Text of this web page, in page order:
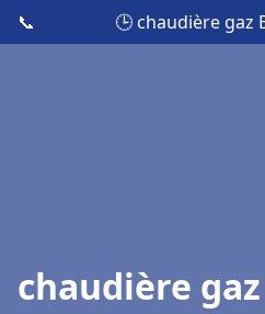
📞 🕒 chaudière gaz
chaudière